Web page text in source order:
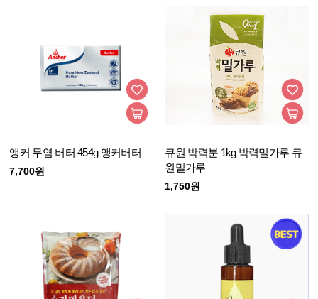
앵커 무염 버터 454g 앵커버터
7,700원
큐원 박력분 1kg 박력밀가루 큐
원밀가루
1,750원